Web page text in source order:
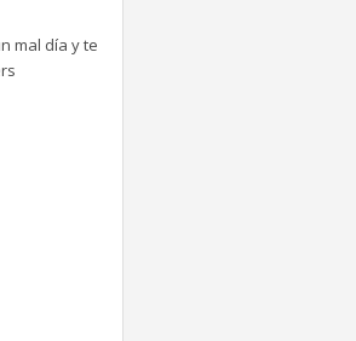
mal día y te